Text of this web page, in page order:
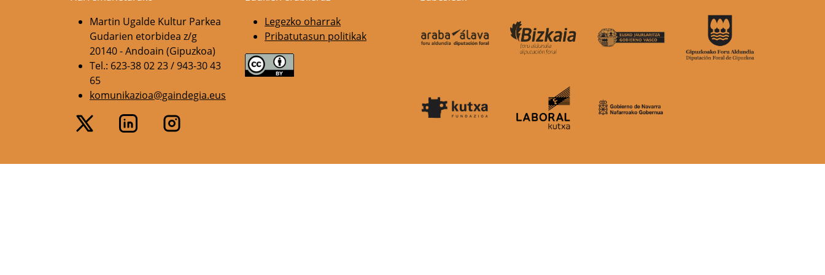
Martin Ugalde Kultur Parkea
Gudarien etorbidea z/g
20140 - Andoain (Gipuzkoa)
Tel.: 623-38 02 23 / 943-30 43
65
komunikazioa@gaindegia.eus
Legezko oharrak
Pribatutasun politikak